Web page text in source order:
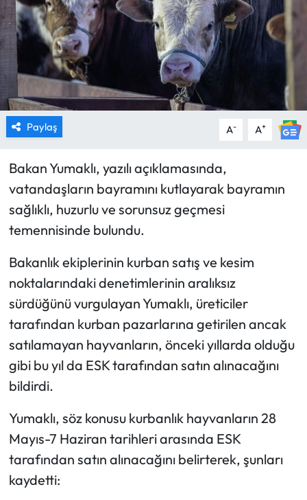
Paylaş A- A+
Bakan Yumaklı, yazılı açıklamasında,
vatandaşların bayramını kutlayarak bayramın
sağlıklı, huzurlu ve sorunsuz geçmesi
temennisinde bulundu.
Bakanlık ekiplerinin kurban satış ve kesim
noktalarındaki denetimlerinin aralıksız
sürdüğünü vurgulayan Yumaklı, üreticiler
tarafından kurban pazarlarına getirilen ancak
satılamayan hayvanların, önceki yıllarda olduğu
gibi bu yıl da ESK tarafından satın alınacağını
bildirdi.
Yumaklı, söz konusu kurbanlık hayvanların 28
Mayıs-7 Haziran tarihleri arasında ESK
tarafından satın alınacağını belirterek, şunları
kaydetti:
TURİZM
YAŞAM
RESMİ İLANLAR
HABER İLAN